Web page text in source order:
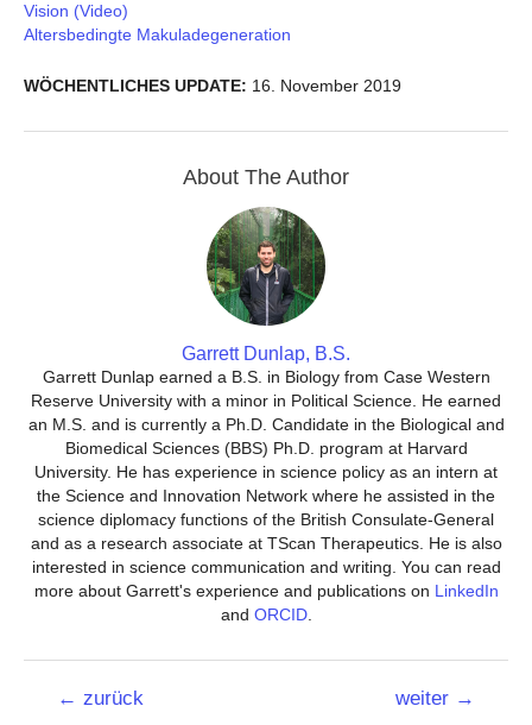
Vision (Video)
Altersbedingte Makuladegeneration
WÖCHENTLICHES UPDATE: 16. November 2019
About The Author
Garrett Dunlap, B.S.
Garrett Dunlap earned a B.S. in Biology from Case Western
Reserve University with a minor in Political Science. He earned
an M.S. and is currently a Ph.D. Candidate in the Biological and
Biomedical Sciences (BBS) Ph.D. program at Harvard
University. He has experience in science policy as an intern at
the Science and Innovation Network where he assisted in the
science diplomacy functions of the British Consulate-General
and as a research associate at TScan Therapeutics. He is also
interested in science communication and writing. You can read
more about Garrett's experience and publications on LinkedIn
and ORCID.
Beitrags-
← zurück weiter →